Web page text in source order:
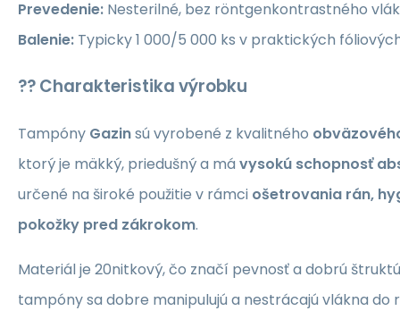
Prevedenie: Nesterilné, bez röntgenkontrastného
Balenie: Typicky 1 000/5 000 ks v praktických
?? Charakteristika výrobku
Tampóny Gazinsú vyrobené z kvalitného
ktorý je mäkký, priedušný a má vysokú schopnosť
určené na široké použitie v rámci ošetrovania rán,
pokožky pred zákrokom.
Materiál je 20nitkový, čo značí pevnosť a dobrú
tampóny sa dobre manipulujú a nestrácajú vlákna do